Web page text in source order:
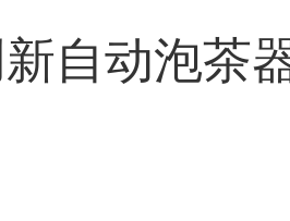
自动泡茶